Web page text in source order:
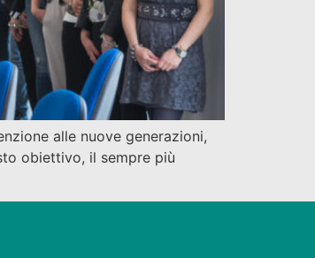
alle nuove generazioni,
obiettivo, il sempre più